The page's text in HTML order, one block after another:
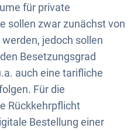
für private
sollen zwar zunächst von
jedoch sollen
Besetzungsgrad
auch eine tarifliche
Für die
Rückkehrpflicht
Bestellung einer